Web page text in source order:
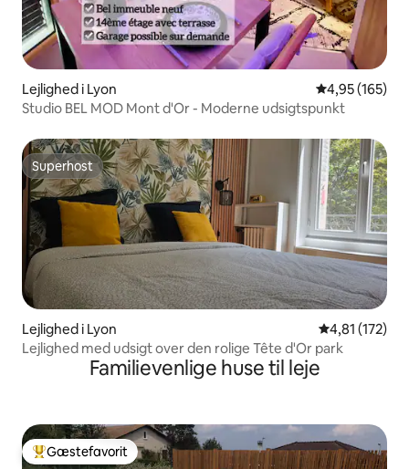
Lejlighed i Lyon 4,95 ud af 5 i
4,95 (165)
Studio BEL MOD Mont d'Or - Moderne udsigtspunkt
Superhost
Superhost
Lejlighed i Lyon 4,81 ud af 5 i
4,81 (172)
Lejlighed med udsigt over den rolige Tête d'Or park
Familievenlige huse til leje
Bedste gæstefavorit
Gæstefavorit